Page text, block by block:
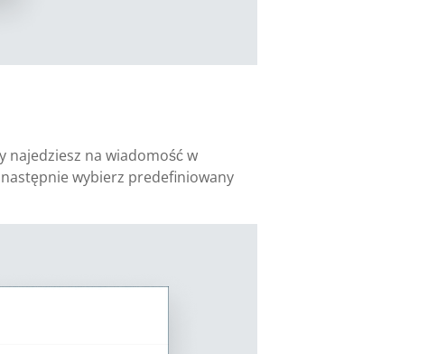
najedziesz na wiadomość w
wybierz predefiniowany